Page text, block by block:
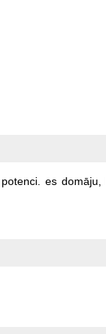
potenci. es domāju,